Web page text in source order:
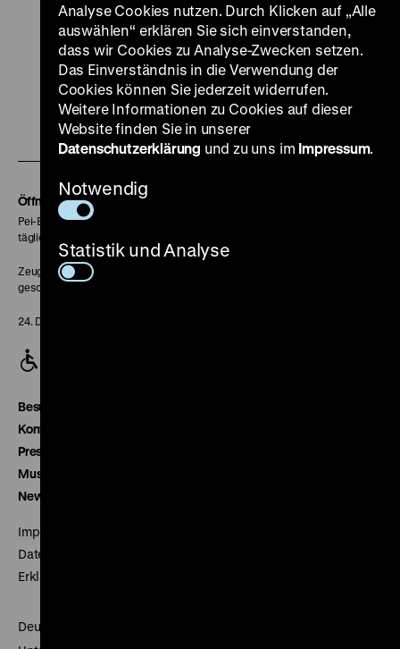
Zu
unserer
Instagram
Seite
Zu
unserer
YouTube
Seite
Zu
unserer
Facebook
Seite
Zu
unserer
Seite
Seite
Zu
unserer
Öffnungszeiten
Pei-Bau:
täglich 10-18 Uhr
Zeughaus:
geschlossen
24. Dezember geschlossen
Besucherservice
Kontakt
Presse
Museumsverein
Newsletter
Impressum
Datenschutz
Erklärung digitale Barrierefreiheit
Deutsches Historisches Museum
Analyse Cookies nutzen. Durch Klicken auf „Alle
auswählen“ erklären Sie sich einverstanden,
dass wir Cookies zu Analyse-Zwecken setzen.
Das Einverständnis in die Verwendung der
Cookies können Sie jederzeit widerrufen.
Weitere Informationen zu Cookies auf dieser
Website finden Sie in unserer
Datenschutzerklärung und zu uns im Impressum.
Notwendig
Statistik und Analyse